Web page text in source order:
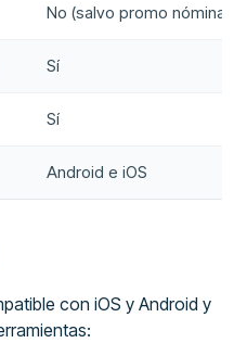
No (salvo promo nómina)
Sí
Sí
Android e iOS
con iOS y Android y